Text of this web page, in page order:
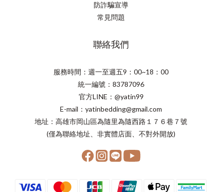
防詐騙宣導
常見問題
聯絡我們
服務時間：週一至週五9：00~18：00
統一編號：83787096
官方LINE：@yatin99
E-mail：yatinbedding@gmail.com
地址：高雄市岡山區為隨里為隨西路１７６巷７號
(僅為聯絡地址、非實體店面、不對外開放)